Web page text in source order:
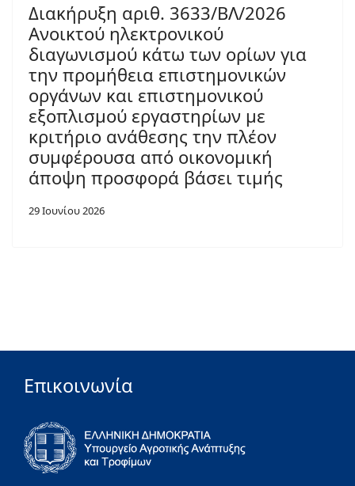
Διακήρυξη αριθ. 3633/ΒΛ/2026
Ανοικτού ηλεκτρονικού
διαγωνισμού κάτω των ορίων για
την προμήθεια επιστημονικών
οργάνων και επιστημονικού
εξοπλισμού εργαστηρίων με
κριτήριο ανάθεσης την πλέον
συμφέρουσα από οικονομική
άποψη προσφορά βάσει τιμής
29 Ιουνίου 2026
Επικοινωνία